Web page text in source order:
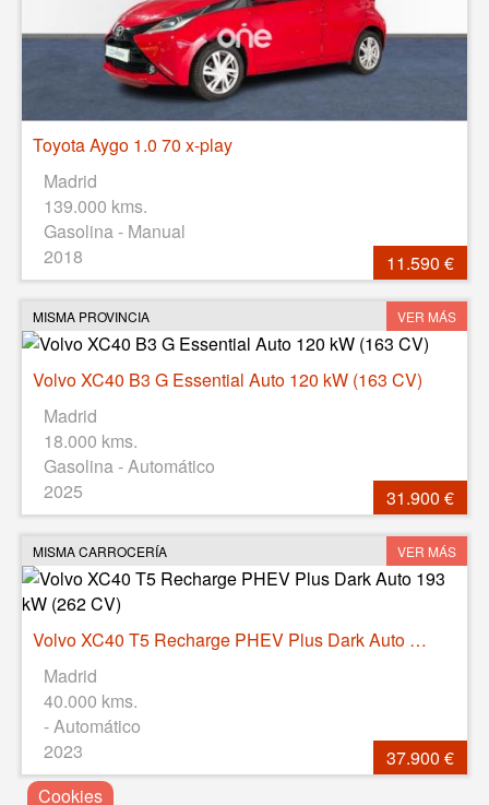
Toyota Aygo 1.0 70 x-play
Madrid
139.000 kms.
Gasolina - Manual
2018
11.590 €
MISMA PROVINCIA VER MÁS
Volvo XC40 B3 G Essential Auto 120 kW (163 CV)
Madrid
18.000 kms.
Gasolina - Automático
2025
31.900 €
MISMA CARROCERÍA VER MÁS
Volvo XC40 T5 Recharge PHEV Plus Dark Auto 193 kW (262 CV)
Madrid
40.000 kms.
- Automático
2023
37.900 €